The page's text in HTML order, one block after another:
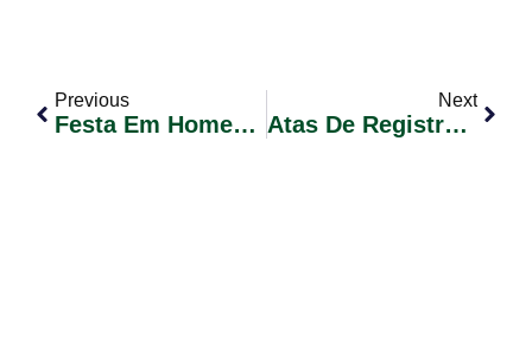
Previous
Festa Em Homenagem Ao Dia Das Mães Na EMEI Isdra Abraham Isdra
Next
Atas De Registro De Preços 2017